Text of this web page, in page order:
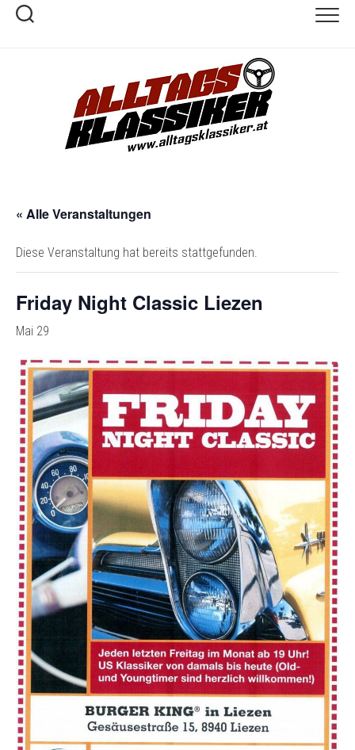
Skip
« Alle Veranstaltungen
Diese Veranstaltung hat bereits stattgefunden.
Friday Night Classic Liezen
Mai 29